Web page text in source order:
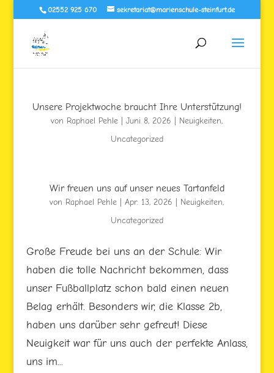
02552 925 670 sekretariat@marienschule-steinfurt.de
Unsere Projektwoche braucht Ihre Unterstützung!
von Raphael Pehle |Juni 8, 2026 Neuigkeiten,
Uncategorized
Wir freuen uns auf unser neues Tartanfeld
von Raphael Pehle |Apr. 13, 2026 Neuigkeiten,
Uncategorized
Große Freude bei uns an der Schule: Wir
haben die tolle Nachricht bekommen, dass
unser Fußballplatz schon bald einen neuen
Belag erhält. Besonders wir, die Klasse 2b,
haben uns darüber sehr gefreut! Diese
Neuigkeit war für uns auch der perfekte Anlass,
uns im...